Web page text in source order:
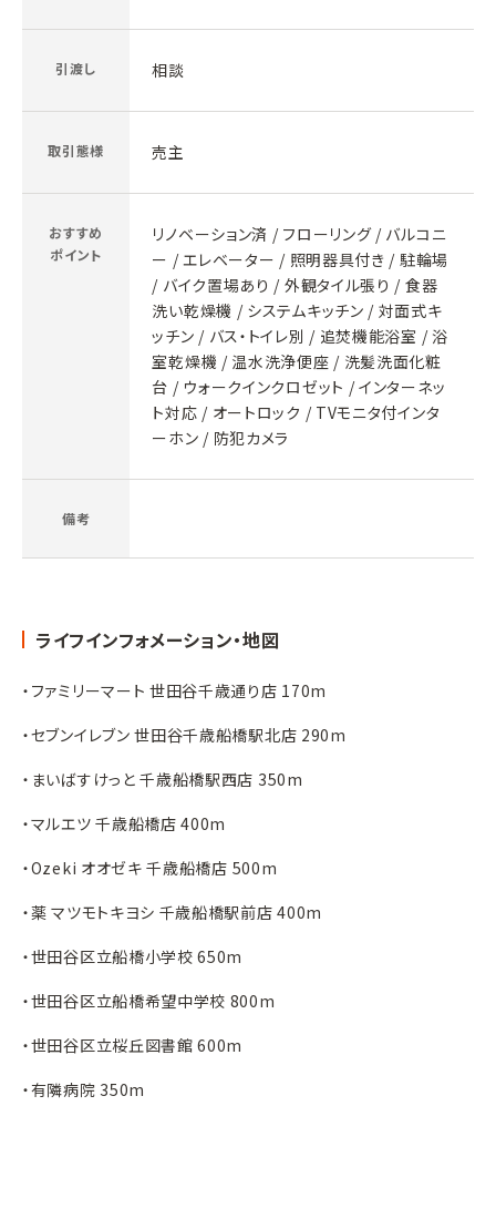
引渡し 相談
取引態様 売主
おすすめ
ポイント
リノベーション済 / フローリング / バルコニ
ー / エレベーター / 照明器具付き / 駐輪場
/ バイク置場あり / 外観タイル張り / 食器
洗い乾燥機 / システムキッチン / 対面式キ
ッチン / バス・トイレ別 / 追焚機能浴室 / 浴
室乾燥機 / 温水洗浄便座 / 洗髪洗面化粧
台 / ウォークインクロゼット / インターネッ
ト対応 / オートロック / TVモニタ付インタ
ーホン / 防犯カメラ
備考
ライフインフォメーション・地図
・ファミリーマート 世田谷千歳通り店 170m
・セブンイレブン 世田谷千歳船橋駅北店 290m
・まいばすけっと 千歳船橋駅西店 350m
・マルエツ 千歳船橋店 400m
・Ozeki オオゼキ 千歳船橋店 500m
・薬 マツモトキヨシ 千歳船橋駅前店 400m
・世田谷区立船橋小学校 650m
・世田谷区立船橋希望中学校 800m
・世田谷区立桜丘図書館 600m
・有隣病院 350m